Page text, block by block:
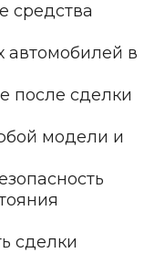
средства
автомобилей в
после сделки
модели и
сделки